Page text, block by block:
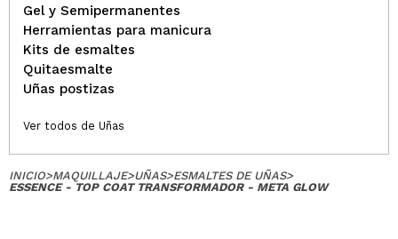
Gel y Semipermanentes
Herramientas para manicura
Kits de esmaltes
Quitaesmalte
Uñas postizas
Ver todos de Uñas
INICIO>MAQUILLAJE>UÑAS>ESMALTES DE UÑAS>
ESSENCE - TOP COAT TRANSFORMADOR - META GLOW